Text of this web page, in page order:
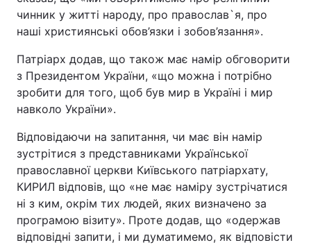
чинник у житті народу, про православ`я, про
наші християнські обов’язки і зобов’язання».
Патріарх додав, що також має намір обговорити
з Президентом України, «що можна і потрібно
зробити для того, щоб був мир в Україні і мир
навколо України».
Відповідаючи на запитання, чи має він намір
зустрітися з представниками Української
православної церкви Київського патріархату,
КИРИЛ відповів, що «не має наміру зустрічатися
ні з ким, окрім тих людей, яких визначено за
програмою візиту». Проте додав, що «одержав
відповідні запити, і ми думатимемо, як відповісти